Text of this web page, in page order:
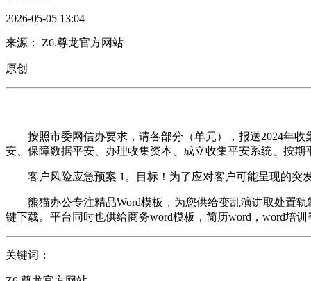
2026-05-05 13:04
来源： Z6.尊龙官方网站
原创
按照市委网信办要求，请各部分（单元），报送2024年收
安、保障数据平安、办理收集资本、成立收集平安系统、按
客户风险应急预案 1。目标！为了应对客户可能呈现的突
熊猫办公专注精品Word模板，为您供给变乱演讲取处置轨
键下载。平台同时也供给商务word模板，简历word，word培
关键词：